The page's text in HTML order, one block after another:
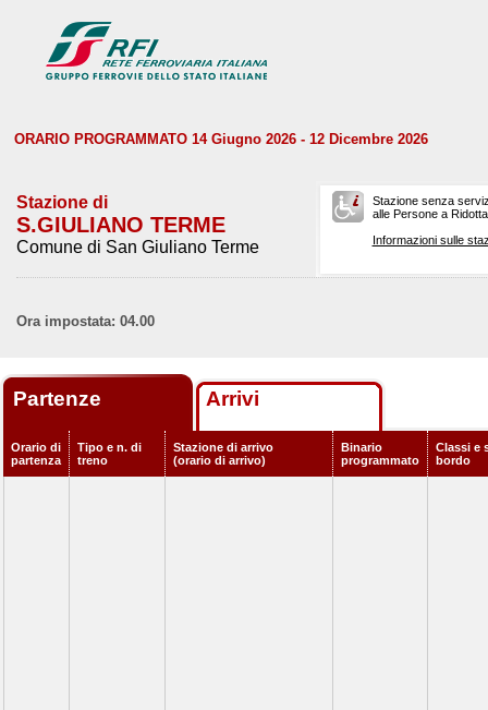
ORARIO PROGRAMMATO 14 Giugno 2026 - 12 Dicembre 2026
Stazione di
S.GIULIANO TERME
Comune di San Giuliano Terme
Stazione senza
alle Persone a
Informazioni sulle
Ora impostata: 04.00
Partenze Arrivi
Orario di
partenza
Tipo e n. di
treno
Stazione di arrivo
(orario di arrivo)
Binario
programmato
Classi e
bordo